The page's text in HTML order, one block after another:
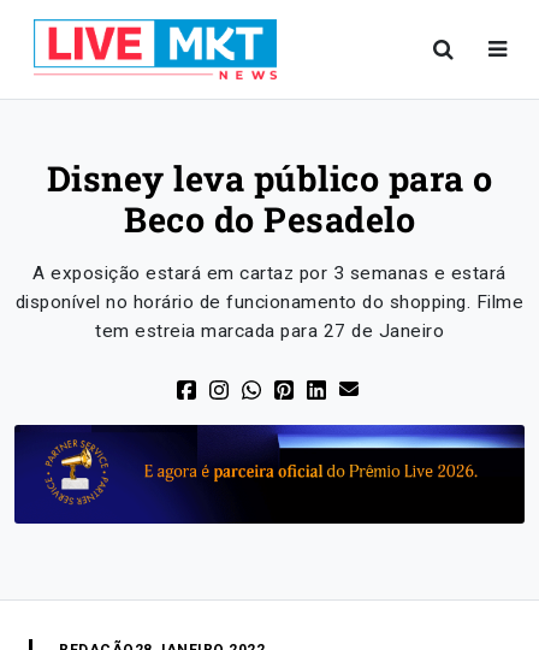
Disney leva público para o
Beco do Pesadelo
A exposição estará em cartaz por 3 semanas e estará
disponível no horário de funcionamento do shopping. Filme
tem estreia marcada para 27 de Janeiro